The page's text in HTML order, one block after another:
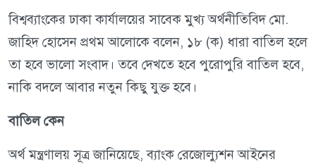
বিশ্বব্যাংকের ঢাকা কার্যালয়ের সাবেক মুখ্য অর্থনীতিবিদ মো.
জাহিদ হোসেন প্রথম আলোকে বলেন, ১৮ (ক) ধারা বাতিল হলে
তা হবে ভালো সংবাদ। তবে দেখতে হবে পুরোপুরি বাতিল হবে,
নাকি বদলে আবার নতুন কিছু যুক্ত হবে।
বাতিল কেন
অর্থ মন্ত্রণালয় সূত্র জানিয়েছে, ব্যাংক রেজোল্যুশন আইনের